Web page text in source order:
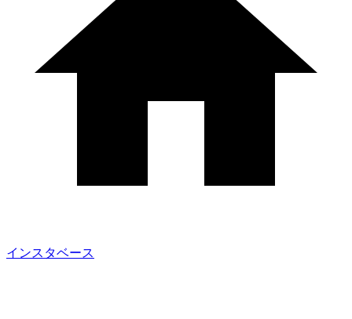
インスタベース